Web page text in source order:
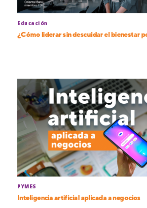
Educación
¿Cómo liderar sin descuidar el bienestar
PYMES
Inteligencia artificial aplicada a negocios